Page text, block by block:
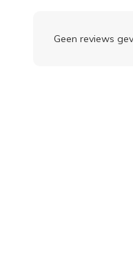
Geen reviews